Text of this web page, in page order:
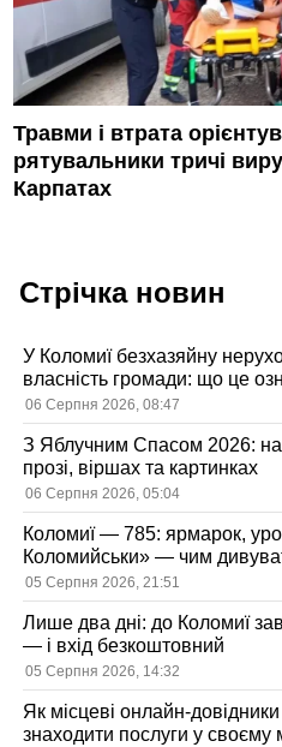
Травми і втрата
рятувальники тричі
Карпатах
Стрічка новин
У Коломиї безхазяйну
власність громади: що це
06 Серпня 2026, 08:47
З Яблучним Спасом 2026:
прозі, віршах та картинках
06 Серпня 2026, 05:04
Коломиї — 785: ярмарок,
Коломийськи» — чим
05 Серпня 2026, 21:51
Лише два дні: до Коломиї
— і вхід безкоштовний
05 Серпня 2026, 14:32
Як місцеві онлайн-
знаходити послуги у своєму